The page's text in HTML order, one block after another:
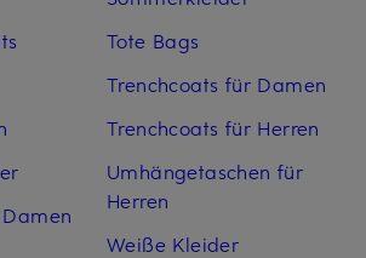
Tote Bags
Trenchcoats für Damen
Trenchcoats für Herren
Umhängetaschen für
Herren
Weiße Kleider